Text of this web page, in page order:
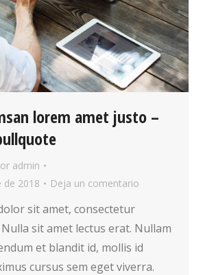
lorem amet justo –
admin
de 2018
Deja un comentario
sit amet, consectetur
sit amet lectus erat. Nullam
et blandit id, mollis id
cursus sem eget viverra.